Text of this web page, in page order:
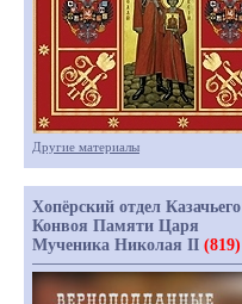
Другие материалы
Хопёрский отдел Казачьего
Конвоя Памяти Царя
Мученика Николая II (819)